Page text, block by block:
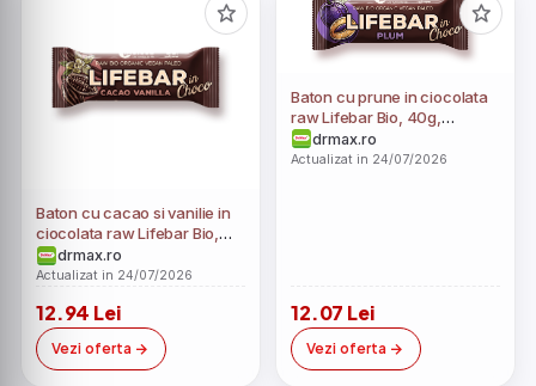
Baton cu cacao si vanilie in
ciocolata raw Lifebar Bio,
40g, Lifefood
drmax.ro
Actualizat in 24/07/2026
12.94 Lei
Vezi oferta
Baton cu prune in ciocolata
raw Lifebar Bio, 40g,
Lifefood
drmax.ro
Actualizat in 24/07/2026
12.07 Lei
Vezi oferta